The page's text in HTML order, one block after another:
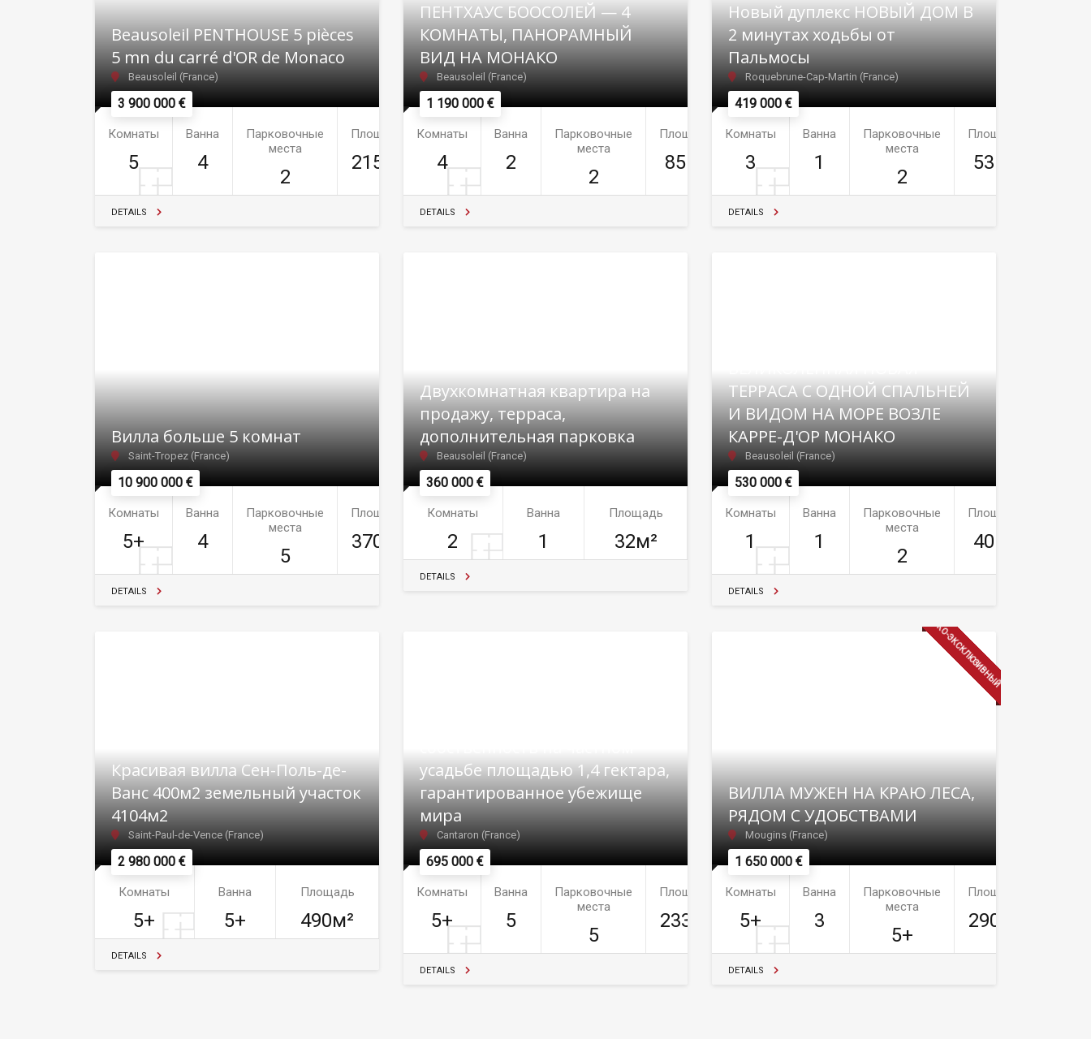
3 900 000 €
Beausoleil PENTHOUSE 5 pièces
5 mn du carré d'OR de Monaco
Beausoleil (France)
Комнаты
5
Ванна
4
Парковочные
места
2
Площадь
215м²
DETAILS
1 190 000 €
ПЕНТХАУС БООСОЛЕЙ — 4
КОМНАТЫ, ПАНОРАМНЫЙ
ВИД НА МОНАКО
Beausoleil (France)
Комнаты
4
Ванна
2
Парковочные
места
2
Площадь
85м²
DETAILS
419 000 €
Новый дуплекс НОВЫЙ ДОМ В
2 минутах ходьбы от
Пальмосы
Roquebrune-Cap-Martin (France)
Комнаты
3
Ванна
1
Парковочные
места
2
Площадь
53м²
DETAILS
10 900 000 €
Виллa больше 5 комнат
Saint-Tropez (France)
Комнаты
5+
Ванна
4
Парковочные
места
5
Площадь
370м²
DETAILS
360 000 €
Двухкомнатная квартира на
продажу, терраса,
дополнительная парковка
Beausoleil (France)
Комнаты
2
Ванна
1
Площадь
32м²
DETAILS
530 000 €
ТЕРРАСА С ОДНОЙ СПАЛЬНЕЙ
И ВИДОМ НА МОРЕ ВОЗЛЕ
КАРРЕ-Д'ОР МОНАКО
Beausoleil (France)
Комнаты
1
Ванна
1
Парковочные
места
2
Площадь
40м²
DETAILS
2 980 000 €
Красивая вилла Сен-Поль-де-
Ванс 400м2 земельный участок
4104м2
Saint-Paul-de-Vence (France)
Комнаты
5+
Ванна
5+
Площадь
490м²
DETAILS
695 000 €
усадьбе площадью 1,4 гектара,
гарантированное убежище
мира
Cantaron (France)
Комнаты
5+
Ванна
5
Парковочные
места
5
Площадь
233м²
DETAILS
КО-ЭКСКЛЮЗИВНЫЙ
1 650 000 €
ВИЛЛА МУЖЕН НА КРАЮ ЛЕСА,
РЯДОМ С УДОБСТВАМИ
Mougins (France)
Комнаты
5+
Ванна
3
Парковочные
места
5+
Площадь
290м²
DETAILS